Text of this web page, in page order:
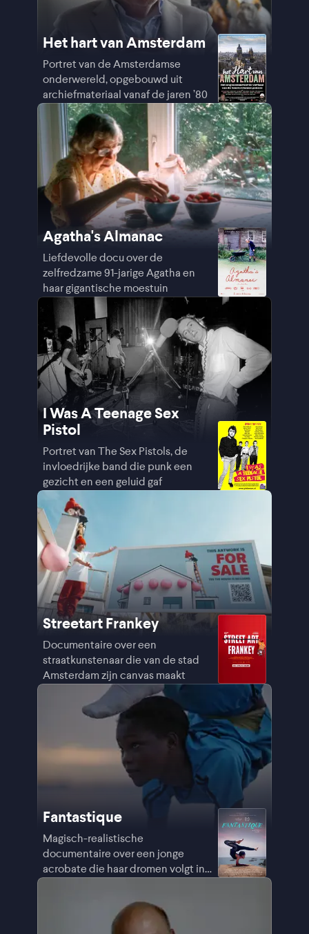
Het hart van Amsterdam
Portret van de Amsterdamse
onderwereld, opgebouwd uit
archiefmateriaal vanaf de jaren ’80
Agatha's Almanac
Liefdevolle docu over de
zelfredzame 91-jarige Agatha en
haar gigantische moestuin
I Was A Teenage Sex
Pistol
Portret van The Sex Pistols, de
invloedrijke band die punk een
gezicht en een geluid gaf
Streetart Frankey
Documentaire over een
straatkunstenaar die van de stad
Amsterdam zijn canvas maakt
Fantastique
Magisch-realistische
documentaire over een jonge
acrobate die haar dromen volgt in